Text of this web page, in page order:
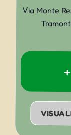
Via Monte